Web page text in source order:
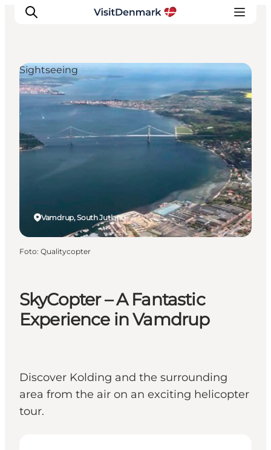
Ispirazioni
Dove andare
Cosa fare
Dove dormire
Pianifica il viaggio
SkyCopter – A Fantastic
Experience in Vamdrup
Discover Kolding and the surrounding
area from the air on an exciting helicopter
tour.
Vamdrup, South Jutland
Sightseeing
Foto: Qualitycopter